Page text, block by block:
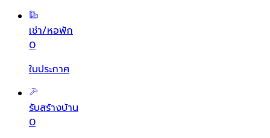
เช่า/หอพัก
0
ใบประกาศ
รับสร้างบ้าน
0